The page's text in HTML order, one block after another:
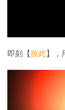
即刻【按此】，